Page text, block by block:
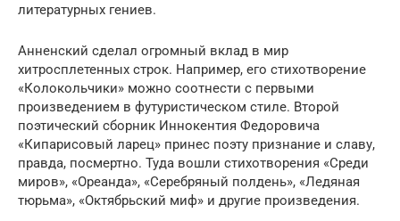
литературных гениев.
Анненский сделал огромный вклад в мир
хитросплетенных строк. Например, его стихотворение
«Колокольчики» можно соотнести с первыми
произведением в футуристическом стиле. Второй
поэтический сборник Иннокентия Федоровича
«Кипарисовый ларец» принес поэту признание и славу,
правда, посмертно. Туда вошли стихотворения «Среди
миров», «Ореанда», «Серебряный полдень», «Ледяная
тюрьма», «Октябрьский миф» и другие произведения.